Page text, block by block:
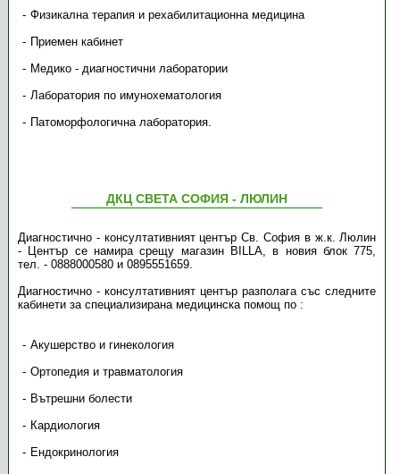
Физикална терапия и рехабилитационна медицина
Приемен кабинет
Медико - диагностични лаборатории
Лаборатория по имунохематология
Патоморфологична лаборатория.
ДКЦ СВЕТА СОФИЯ - ЛЮЛИН
Диагностично - консултативният център Св. София в ж.к. Люлин
- Център се намира срещу магазин BILLA, в новия блок 775,
тел. - 0888000580 и 0895551659.
Диагностично - консултативният център разполага със следните
кабинети за специализирана медицинска помощ по :
Акушерство и гинекология
Ортопедия и травматология
Вътрешни болести
Кардиология
Ендокринология